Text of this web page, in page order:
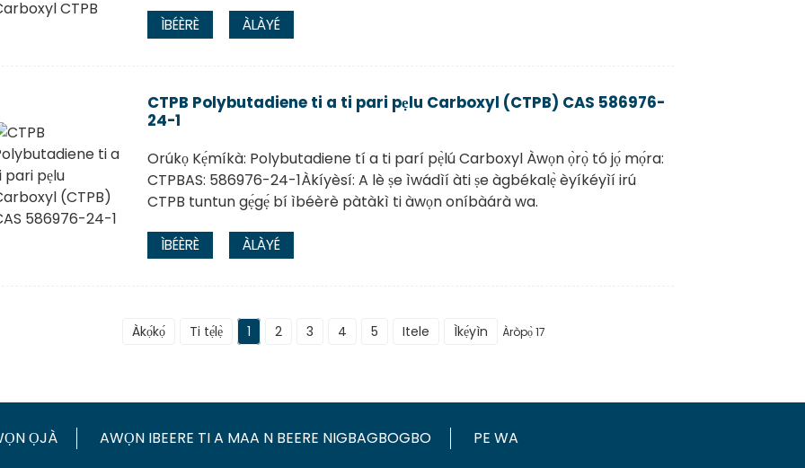
ÌBÉÈRÈ ÀLÀYÉ
CTPB Polybutadiene ti a ti pari pẹlu Carboxyl (CTPB) CAS 586976-
24-1
Orúkọ Kẹ́míkà: Polybutadiene tí a ti parí pẹ̀lú Carboxyl Àwọn ọ̀rọ̀ tó jọ́ mọ́ra:
CTPBAS: 586976-24-1Àkíyèsí: A lè ṣe ìwádìí àti ṣe àgbékalẹ̀ èyíkéyìí irú
CTPB tuntun gẹ́gẹ́ bí ìbéèrè pàtàkì ti àwọn oníbàárà wa.
ÌBÉÈRÈ ÀLÀYÉ
Àkọ́kọ́ Ti tẹ́lẹ̀ 1 2 3 4 5 Itele Ìkẹ́yìn Àròpọ̀ 17
ỌJÀ AWỌN IBEERE TI A MAA N BEERE NIGBAGBOGBO PE WA